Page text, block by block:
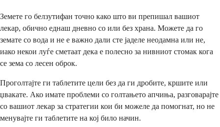
Земете го белзутифан точно како што ви препишал вашиот
лекар, обично еднаш дневно со или без храна. Можете да го
земате со вода и не е важно дали сте јаделе неодамна или не,
иако некои луѓе сметаат дека е полесно за нивниот стомак кога
се зема со лесен оброк.
Проголтајте ги таблетите цели без да ги дробите, кршите или
џвакате. Ако имате проблеми со голтањето апчиња, разговарајте
со вашиот лекар за стратегии кои би можеле да помогнат, но не
менувајте ги таблетите на кој било начин.